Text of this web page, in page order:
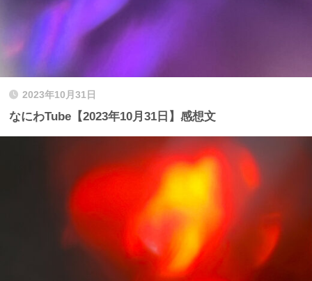
2023年10月31日
なにわTube【2023年10月31日】感想文